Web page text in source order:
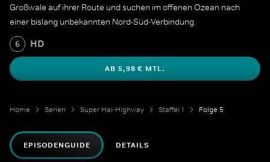
Großwale auf ihrer Route und suchen im offenen Ozean nach
einer bislang unbekannten Nord-Süd-Verbindung.
6 HD
AB 5,98 € MTL.
Home Serien Super Hai-Highway Staffel 1 Folge 5
EPISODENGUIDE DETAILS